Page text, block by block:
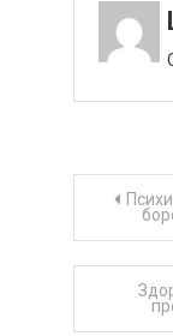
записям